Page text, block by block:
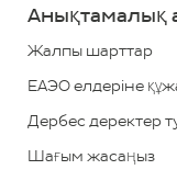
*ҚР
бойынша
тегін
Анықтамалық
Жалпы шарттар
ЕАЭО елдеріне
Дербес деректер
Шағым жасаңыз